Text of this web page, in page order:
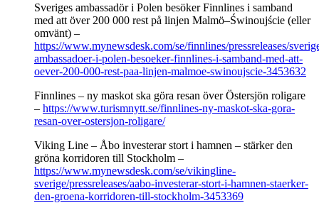
Sveriges ambassadör i Polen besöker Finnlines i samband
med att över 200 000 rest på linjen Malmö–Świnoujście (eller
omvänt) –
https://www.mynewsdesk.com/se/finnlines/pressreleases/
ambassadoer-i-polen-besoeker-finnlines-i-samband-med-att-
oever-200-000-rest-paa-linjen-malmoe-swinoujscie-3453632
Finnlines – ny maskot ska göra resan över Östersjön roligare
– https://www.turismnytt.se/finnlines-ny-maskot-ska-gora-
resan-over-ostersjon-roligare/
Viking Line – Åbo investerar stort i hamnen – stärker den
gröna korridoren till Stockholm –
https://www.mynewsdesk.com/se/vikingline-
sverige/pressreleases/aabo-investerar-stort-i-hamnen-staerker-
den-groena-korridoren-till-stockholm-3453369